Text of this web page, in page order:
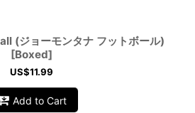
(ジョーモンタナ フットボール)
[Boxed]
US$11.99
Add to Cart